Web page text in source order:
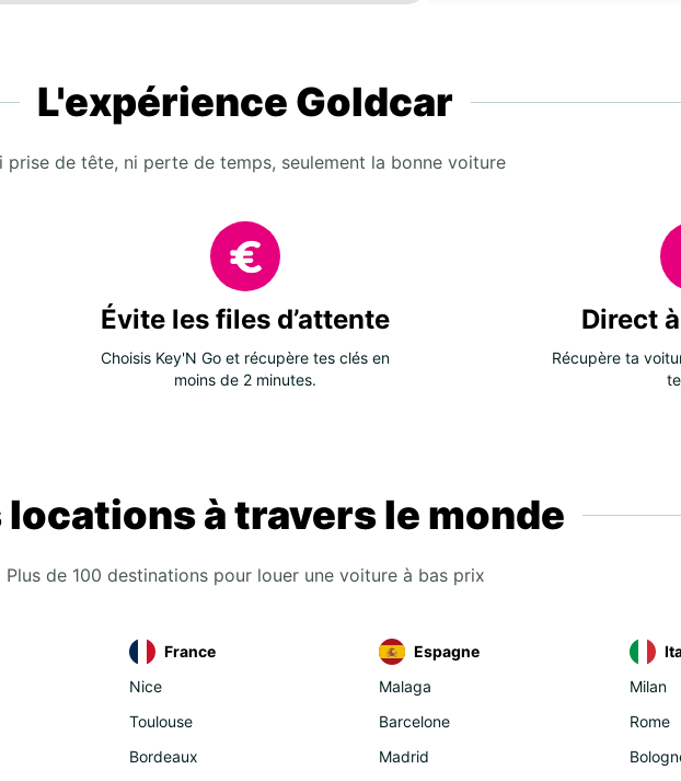
L'expérience Goldcar
prise de tête, ni perte de temps, seulement la bonne voiture
Évite les files d’attente
Choisis Key'N Go et récupère tes clés en
moins de 2 minutes.
Direct
Récupère ta
locations à travers le monde
Plus de 100 destinations pour louer une voiture à bas prix
France
Nice
Toulouse
Bordeaux
Espagne
Malaga
Barcelone
Madrid
Milan
Rome